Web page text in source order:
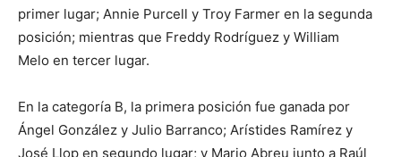
primer lugar; Annie Purcell y Troy Farmer en la segunda
posición; mientras que Freddy Rodríguez y William
Melo en tercer lugar.
En la categoría B, la primera posición fue ganada por
Ángel González y Julio Barranco; Arístides Ramírez y
José Llop en segundo lugar; y Mario Abreu junto a Raúl